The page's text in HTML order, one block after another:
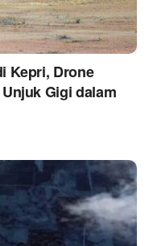
Kepri, Drone
Gigi dalam